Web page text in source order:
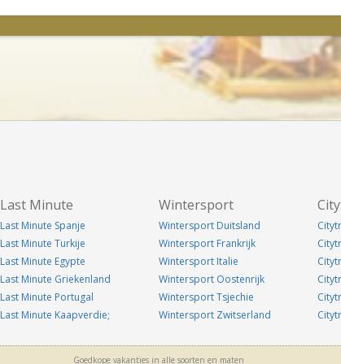
Last Minute
Last Minute Spanje
Last Minute Turkije
Last Minute Egypte
Last Minute Griekenland
Last Minute Portugal
Last Minute Kaapverdie;
Wintersport
Wintersport Duitsland
Wintersport Frankrijk
Wintersport Italie
Wintersport Oostenrijk
Wintersport Tsjechie
Wintersport Zwitserland
Goedkope vakanties in alle soorten en maten